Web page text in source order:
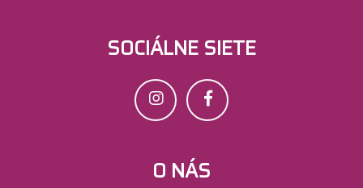
SOCIÁLNE SIETE
O NÁS